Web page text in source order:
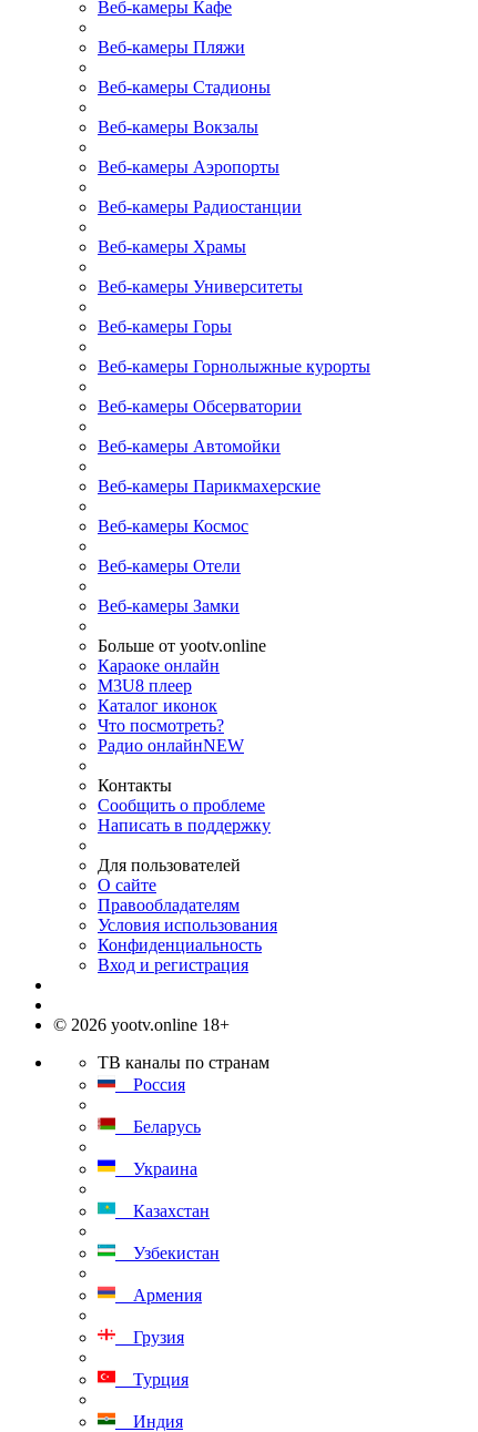
Веб-камеры Кафе
Веб-камеры Пляжи
Веб-камеры Стадионы
Веб-камеры Вокзалы
Веб-камеры Аэропорты
Веб-камеры Радиостанции
Веб-камеры Храмы
Веб-камеры Университеты
Веб-камеры Горы
Веб-камеры Горнолыжные курорты
Веб-камеры Обсерватории
Веб-камеры Автомойки
Веб-камеры Парикмахерские
Веб-камеры Космос
Веб-камеры Отели
Веб-камеры Замки
Больше от yootv.online
Караоке онлайн
M3U8 плеер
Каталог иконок
Что посмотреть?
Радио онлайнNEW
Контакты
Сообщить о проблеме
Написать в поддержку
Для пользователей
О сайте
Правообладателям
Условия использования
Конфиденциальность
Вход и регистрация
© 2026 yootv.online 18+
ТВ каналы по странам
Россия
Беларусь
Украина
Казахстан
Узбекистан
Армения
Грузия
Турция
Индия